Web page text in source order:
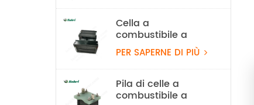
Cella a
combustibile a
idrogeno PEM
leggera da 550 W
per UAV
PER SAPERNE DI PIÙ
Pila di celle a
combustibile a